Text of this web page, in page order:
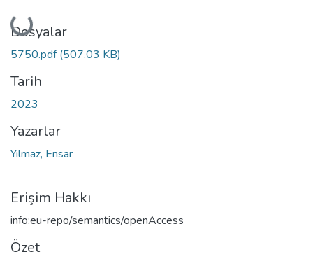
Yükleniyor...
Dosyalar
5750.pdf(507.03 KB)
Tarih
2023
Yazarlar
Yılmaz, Ensar
Erişim Hakkı
info:eu-repo/semantics/openAccess
Özet